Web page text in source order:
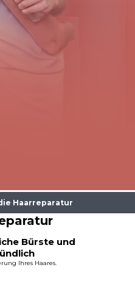
Haarreparatur
Bürste und
Ihres Haares.